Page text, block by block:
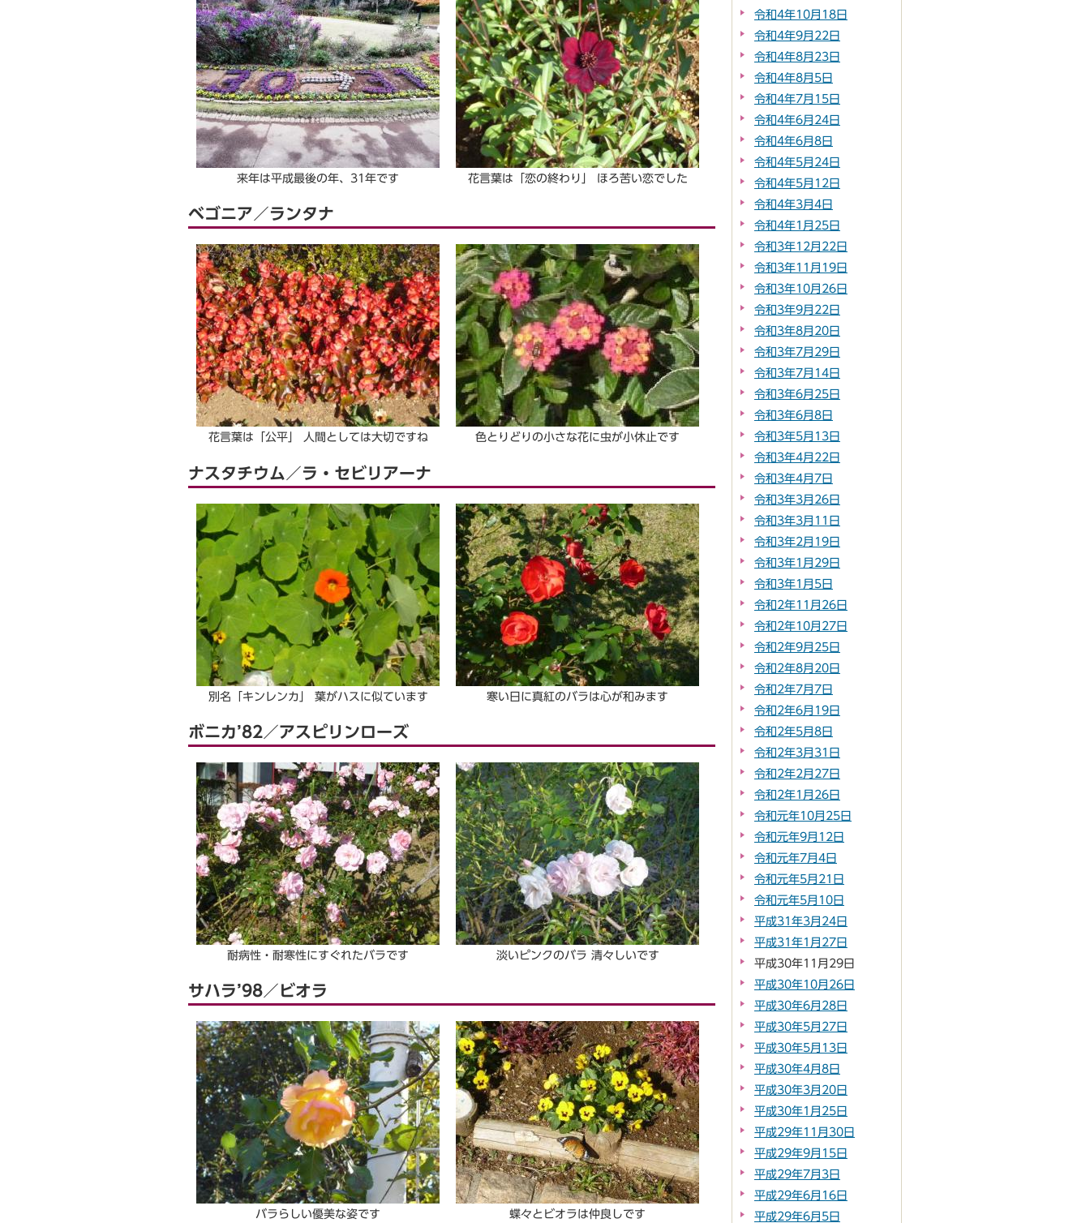
来年は平成最後の年、31年です 花言葉は「恋の終わり」 ほろ苦い恋でした
ベゴニア／ランタナ
花言葉は「公平」 人間としては大切ですね 色とりどりの小さな花に虫が小休止です
ナスタチウム／ラ・セビリアーナ
別名「キンレンカ」 葉がハスに似ています 寒い日に真紅のバラは心が和みます
ボニカ’82／アスピリンローズ
耐病性・耐寒性にすぐれたバラです 淡いピンクのバラ 清々しいです
サハラ’98／ビオラ
バラらしい優美な姿です 蝶々とビオラは仲良しです
令和4年10月18日
令和4年9月22日
令和4年8月23日
令和4年8月5日
令和4年7月15日
令和4年6月24日
令和4年6月8日
令和4年5月24日
令和4年5月12日
令和4年3月4日
令和4年1月25日
令和3年12月22日
令和3年11月19日
令和3年10月26日
令和3年9月22日
令和3年8月20日
令和3年7月29日
令和3年7月14日
令和3年6月25日
令和3年6月8日
令和3年5月13日
令和3年4月22日
令和3年4月7日
令和3年3月26日
令和3年3月11日
令和3年2月19日
令和3年1月29日
令和3年1月5日
令和2年11月26日
令和2年10月27日
令和2年9月25日
令和2年8月20日
令和2年7月7日
令和2年6月19日
令和2年5月8日
令和2年3月31日
令和2年2月27日
令和2年1月26日
令和元年10月25日
令和元年9月12日
令和元年7月4日
令和元年5月21日
令和元年5月10日
平成31年3月24日
平成31年1月27日
平成30年11月29日
平成30年10月26日
平成30年6月28日
平成30年5月27日
平成30年5月13日
平成30年4月8日
平成30年3月20日
平成30年1月25日
平成29年11月30日
平成29年9月15日
平成29年7月3日
平成29年6月16日
平成29年6月5日